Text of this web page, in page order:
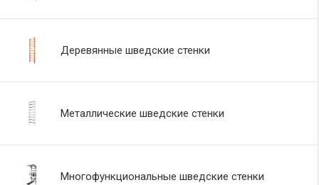
Деревянные шведские стенки
Металлические шведские стенки
Многофункциональные шведские стенки